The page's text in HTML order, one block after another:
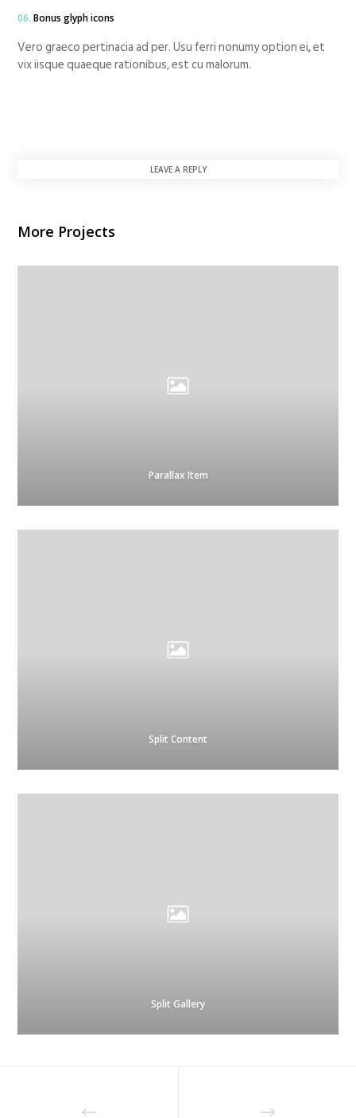
06. Bonus glyph icons
Vero graeco pertinacia ad per. Usu ferri nonumy option ei, et
vix iisque quaeque rationibus, est cu malorum.
LEAVE A REPLY
More Projects
Parallax Item
Split Content
Split Gallery